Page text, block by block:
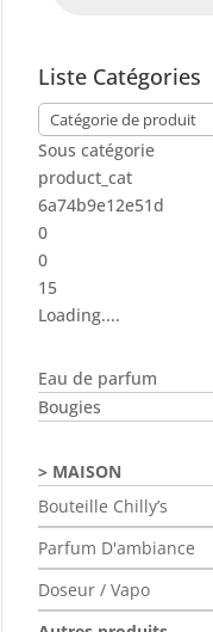
Liste Catégories
Sous catégorie
product_cat
6a74b9e12e51d
0
0
15
Loading....
Eau de parfum
Bougies
MAISON
Bouteille Chilly’s
Parfum D'ambiance
Doseur / Vapo